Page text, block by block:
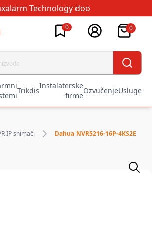
Technology doo
0 0
Trikdis
Instalaterske
firme
OzvučenjeUsluge
IP snimači Dahua NVR5216-16P-4KS2E